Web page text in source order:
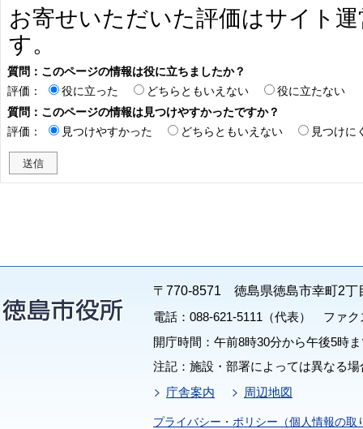
お寄せいただいた評価はサイト
す。
質問：このページの情報は役に立ちましたか？
評価：
役に立った どちらともいえない
役に立たない
質問：このページの情報は見つけやすかったですか？
評価：
見つけやすかった どちらともいえない 見つけに
〒770-8571 徳島県徳島市幸町2丁
電話：088-621-5111（代表） ファク
開庁時間：午前8時30分から午後5時
注記：施設・部署によっては異なる
庁舎案内
周辺地図
プライバシー・ポリシー（個人情報の取